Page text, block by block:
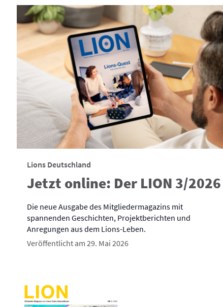
Lions Deutschland
Jetzt online: Der LION 3/2026
Die neue Ausgabe des Mitgliedermagazins mit
spannenden Geschichten, Projektberichten und
Anregungen aus dem Lions-Leben.
Veröffentlicht am 29. Mai 2026